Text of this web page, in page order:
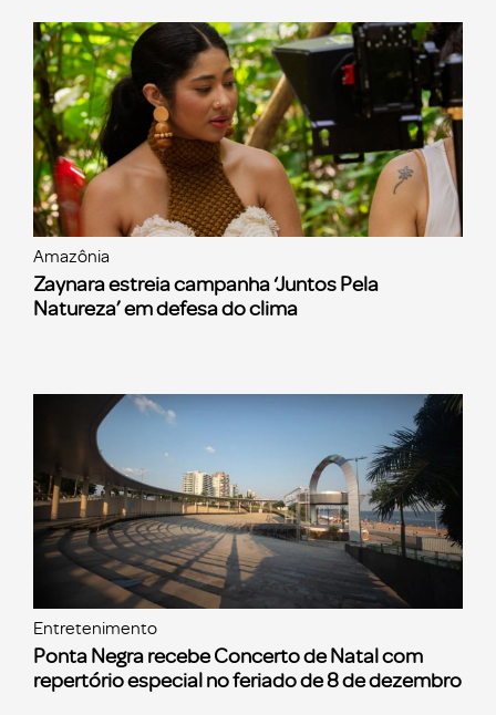
Amazônia
Zaynara estreia campanha ‘Juntos Pela
Natureza’ em defesa do clima
Entretenimento
Ponta Negra recebe Concerto de Natal com
repertório especial no feriado de 8 de dezembro